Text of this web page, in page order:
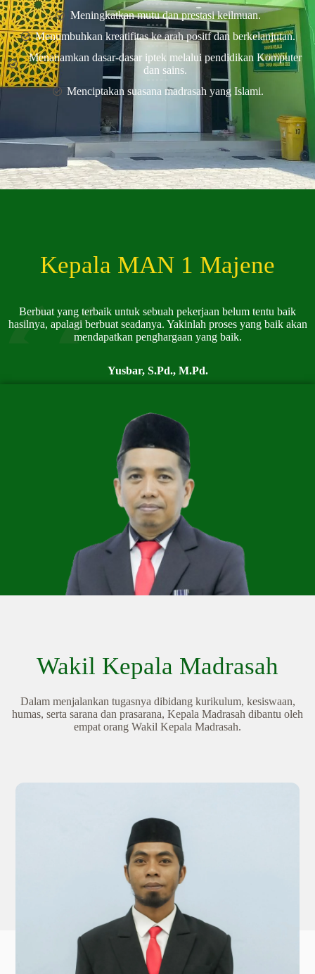
Meningkatkan mutu dan prestasi keilmuan.
Menumbuhkan kreatifitas ke arah positf dan berkelanjutan.
Menanamkan dasar-dasar iptek melalui pendidikan Komputer
dan sains.
Menciptakan suasana madrasah yang Islami.
Kepala MAN 1 Majene
Berbuat yang terbaik untuk sebuah pekerjaan belum tentu baik
hasilnya, apalagi berbuat seadanya. Yakinlah proses yang baik akan
mendapatkan penghargaan yang baik.
Yusbar, S.Pd., M.Pd.
Wakil Kepala Madrasah
Dalam menjalankan tugasnya dibidang kurikulum, kesiswaan,
humas, serta sarana dan prasarana, Kepala Madrasah dibantu oleh
empat orang Wakil Kepala Madrasah.